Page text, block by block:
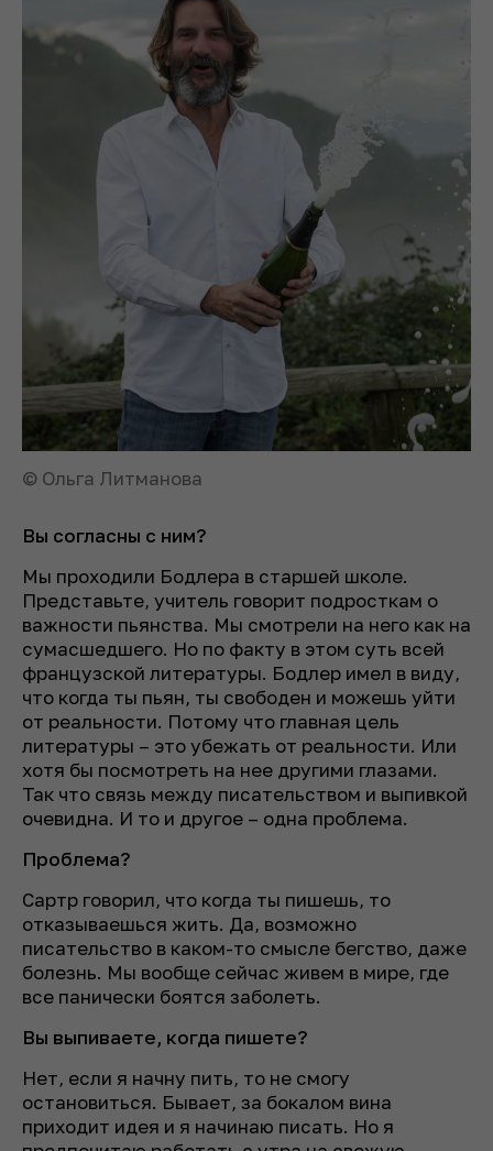
© Ольга Литманова
Вы согласны с ним?
Мы проходили Бодлера в старшей школе.
Представьте, учитель говорит подросткам о
важности пьянства. Мы смотрели на него как на
сумасшедшего. Но по факту в этом суть всей
французской литературы. Бодлер имел в виду,
что когда ты пьян, ты свободен и можешь уйти
от реальности. Потому что главная цель
литературы – это убежать от реальности. Или
хотя бы посмотреть на нее другими глазами.
Так что связь между писательством и выпивкой
очевидна. И то и другое – одна проблема.
Проблема?
Сартр говорил, что когда ты пишешь, то
отказываешься жить. Да, возможно
писательство в каком-то смысле бегство, даже
болезнь. Мы вообще сейчас живем в мире, где
все панически боятся заболеть.
Вы выпиваете, когда пишете?
Нет, если я начну пить, то не смогу
остановиться. Бывает, за бокалом вина
приходит идея и я начинаю писать. Но я